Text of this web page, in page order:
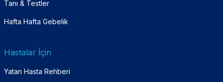
Tanı & Testler
Hafta Hafta Gebelik
Hastalar İçin
Yatan Hasta Rehberi